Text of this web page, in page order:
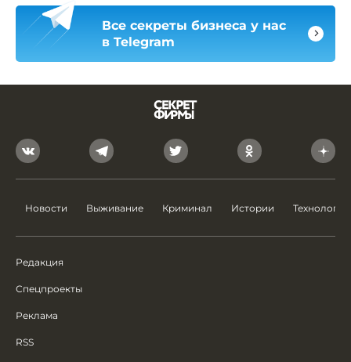
Все секреты бизнеса у нас
в Telegram
Новости Выживание Криминал Истории Технологии
Редакция
Спецпроекты
Реклама
RSS